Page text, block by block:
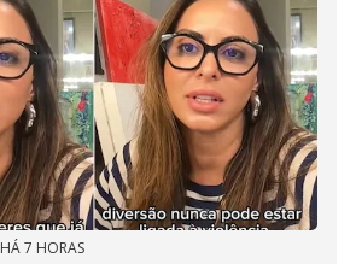
HÁ 7 HORAS